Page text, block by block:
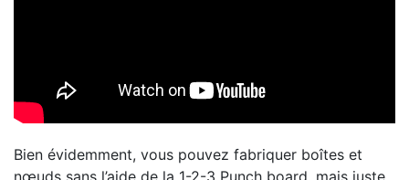
Bien évidemment, vous pouvez fabriquer boîtes et